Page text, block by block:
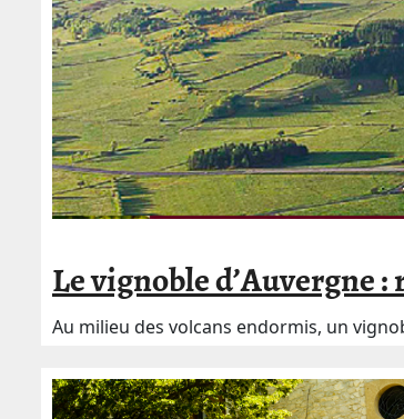
Le vignoble d’Auvergne
Au milieu des volcans endormis, un